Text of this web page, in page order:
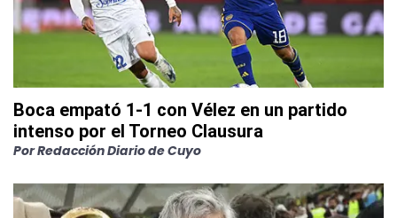
Boca empató 1-1 con Vélez en un partido
intenso por el Torneo Clausura
PorRedacción Diario de Cuyo